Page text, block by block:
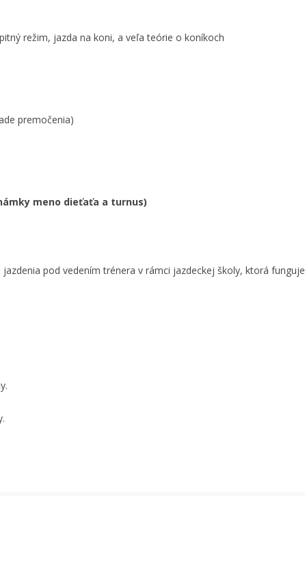
režim, jazda na koni, a veľa teórie o koníkoch
premočenia)
meno dieťaťa a turnus)
pod vedením trénera v rámci jazdeckej školy, ktorá funguje